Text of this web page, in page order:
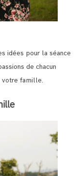
idées pour la séance
de chacun
votre famille.